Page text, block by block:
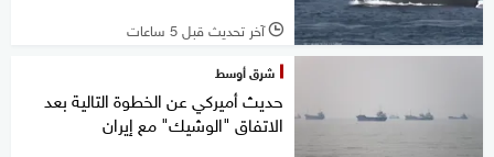
l آخر تحديث قبل 5 ساعات
شرق أوسط
حديث أميركي عن الخطوة التالية بعد
الاتفاق "الوشيك" مع إيران